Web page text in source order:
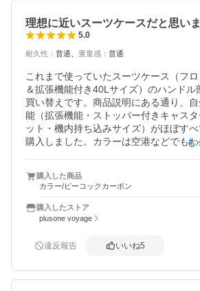
持ち手の位置がキャリーケースの厚み
いているため、電車に乗る時など手持ち
色やキャスターは良いです。
理想に近いスーツケースだと思いま
5.0
耐久性 ： 普通 重量感 ： 普通
これまで使っていたスーツケース（フ
＆拡張機能付き40Lサイズ）のハンドル
買い替えです。商品説明にある通り、
能（拡張機能・ストッパー付きキャス
ット・機内持ち込みサイズ）がほぼす
購入しました。カラーは空港などでもわ
した。画面で見るほどの派手な色ではな
と深緑に見えてとても良い色でした。
週末に２泊旅行で使用しましたが、スト
キャスターはとても動きもスムーズで電
ルキャスターだったので、安定感・軽快
帰りにお土産を買いすぎましたが拡張
も
購入した商品
カラー/ピーコックカーボン
購入したストア
plusone voyage
違反報告 いいね5